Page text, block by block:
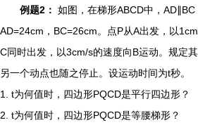
例题2： 如图，在梯形ABCD中，
AD=24cm，BC=26cm。点P从A出发，以
C同时出发，以3cm/s的速度向B运动。规定
另一个动点也随之停止。设运动时间为t秒。
1. t为何值时，四边形PQCD是平行四边形？
2. t为何值时，四边形PQCD是等腰梯形？